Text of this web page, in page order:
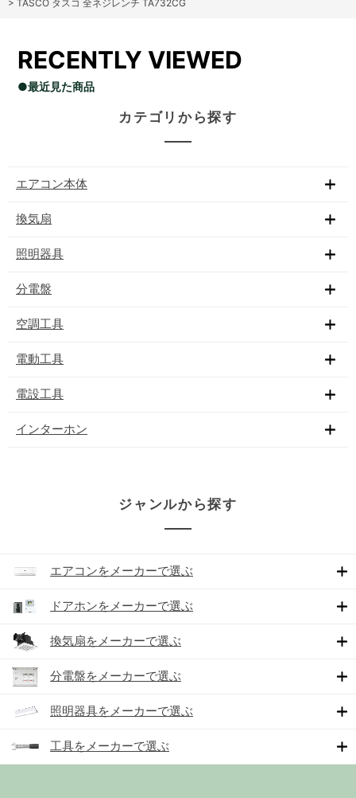
> TASCO タスコ 全ネジレンチ TA732CG
RECENTLY VIEWED
●最近見た商品
カテゴリから探す
エアコン本体
換気扇
照明器具
分電盤
空調工具
電動工具
電設工具
インターホン
ジャンルから探す
エアコンをメーカーで選ぶ
ドアホンをメーカーで選ぶ
換気扇をメーカーで選ぶ
分電盤をメーカーで選ぶ
照明器具をメーカーで選ぶ
工具をメーカーで選ぶ